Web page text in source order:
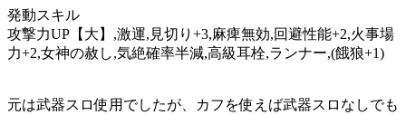
発動スキル
攻撃力UP【大】,激運,見切り+3,麻痺無効,回避性能+2,火事場
力+2,女神の赦し,気絶確率半減,高級耳栓,ランナー,(餓狼+1)
元は武器スロ使用でしたが、カフを使えば武器スロなしでも